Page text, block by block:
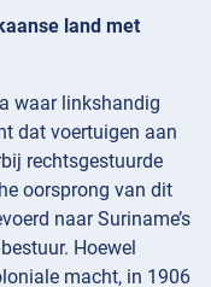
land met
waar linkshandig
dat voertuigen aan
rechtsgestuurde
oorsprong van dit
naar Suriname’s
Hoewel
macht, in 1906